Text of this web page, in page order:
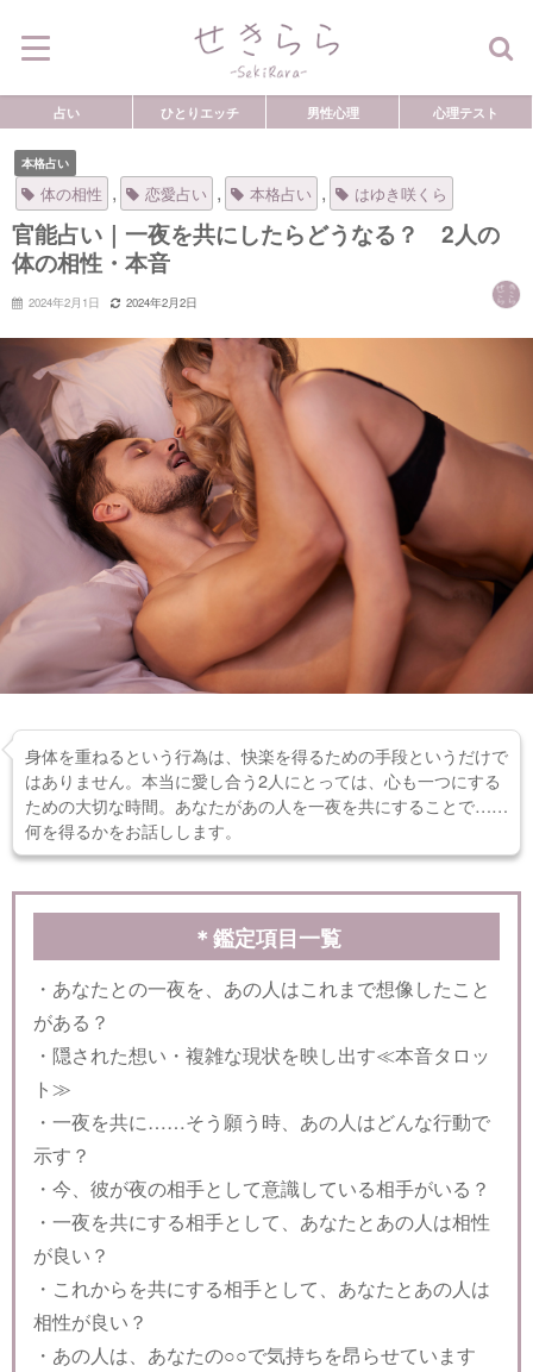
占い ひとりエッチ 男性心理 心理テスト
本格占い
体の相性 , 恋愛占い , 本格占い , はゆき咲くら
官能占い｜一夜を共にしたらどうなる？ 2人の
体の相性・本音
2024年2月1日 2024年2月2日
身体を重ねるという行為は、快楽を得るための手段というだけで
はありません。本当に愛し合う2人にとっては、心も一つにする
ための大切な時間。あなたがあの人を一夜を共にすることで……
何を得るかをお話しします。
＊鑑定項目一覧
・あなたとの一夜を、あの人はこれまで想像したこと
がある？
・隠された想い・複雑な現状を映し出す≪本音タロッ
ト≫
・一夜を共に……そう願う時、あの人はどんな行動で
示す？
・今、彼が夜の相手として意識している相手がいる？
・一夜を共にする相手として、あなたとあの人は相性
が良い？
・これからを共にする相手として、あなたとあの人は
相性が良い？
・あの人は、あなたの○○で気持ちを昂らせています